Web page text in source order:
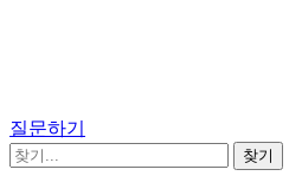
질문하기